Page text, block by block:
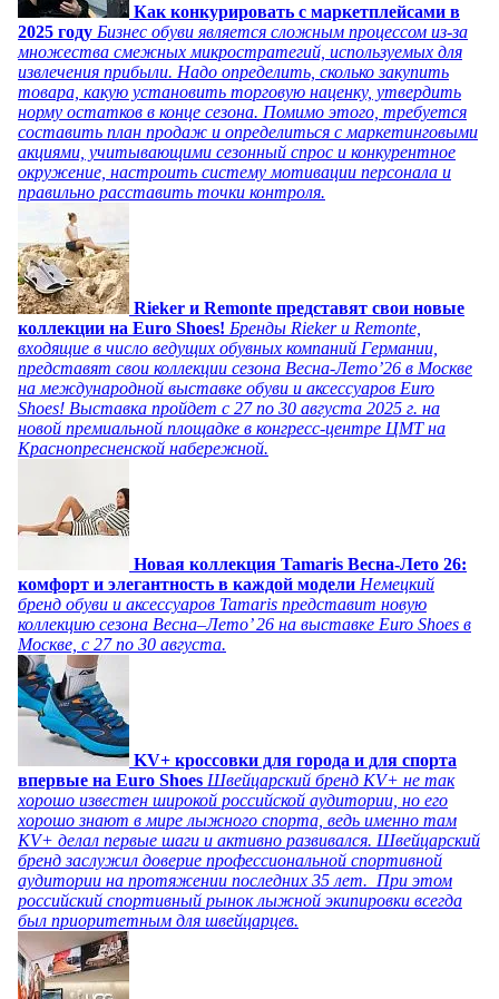
Как конкурировать с маркетплейсами в
2025 году Бизнес обуви является сложным процессом из-за
множества смежных микростратегий, используемых для
извлечения прибыли. Надо определить, сколько закупить
товара, какую установить торговую наценку, утвердить
норму остатков в конце сезона. Помимо этого, требуется
составить план продаж и определиться с маркетинговыми
акциями, учитывающими сезонный спрос и конкурентное
окружение, настроить систему мотивации персонала и
правильно расставить точки контроля.
Rieker и Remonte представят свои новые
коллекции на Euro Shoes! Бренды Rieker и Remonte,
входящие в число ведущих обувных компаний Германии,
представят свои коллекции сезона Весна-Лето’26 в Москве
на международной выставке обуви и аксессуаров Euro
Shoes! Выставка пройдет c 27 по 30 августа 2025 г. на
новой премиальной площадке в конгресс-центре ЦМТ на
Краснопресненской набережной.
Новая коллекция Tamaris Весна-Лето 26:
комфорт и элегантность в каждой модели Немецкий
бренд обуви и аксессуаров Tamaris представит новую
коллекцию сезона Весна–Лето’ 26 на выставке Euro Shoes в
Москве, с 27 по 30 августа.
KV+ кроссовки для города и для спорта
впервые на Euro Shoes Швейцарский бренд KV+ не так
хорошо известен широкой российской аудитории, но его
хорошо знают в мире лыжного спорта, ведь именно там
KV+ делал первые шаги и активно развивался. Швейцарский
бренд заслужил доверие профессиональной спортивной
аудитории на протяжении последних 35 лет. При этом
российский спортивный рынок лыжной экипировки всегда
был приоритетным для швейцарцев.